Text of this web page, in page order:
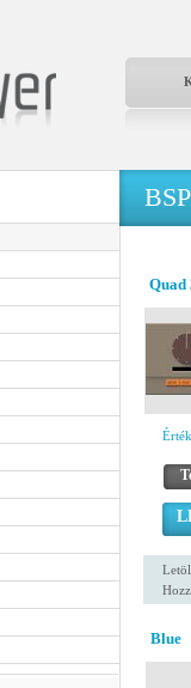
Quad
Blue